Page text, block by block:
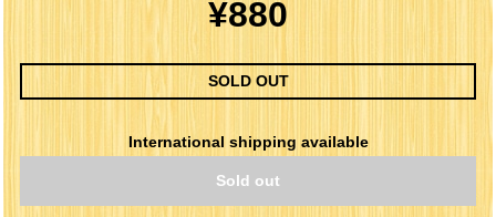
¥880
SOLD OUT
International shipping available
Sold out